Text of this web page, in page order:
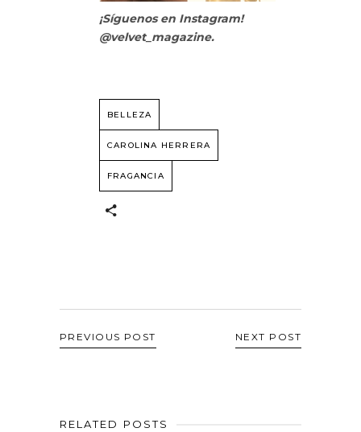
¡Síguenos en Instagram!
@velvet_magazine.
BELLEZA
CAROLINA HERRERA
FRAGANCIA
PREVIOUS POST NEXT POST
RELATED POSTS